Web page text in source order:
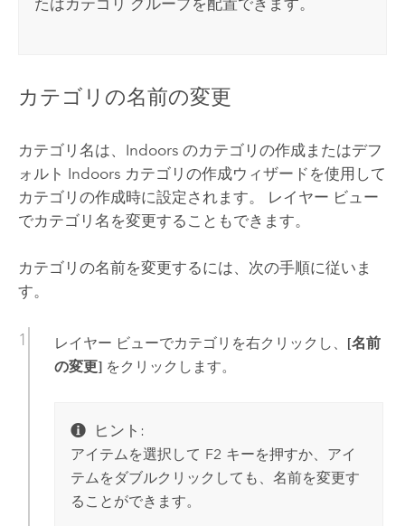
カテゴリの名前の変更
カテゴリ名は、Indoors のカテゴリの作成またはデフ
ォルト Indoors カテゴリの作成ウィザードを使用して
カテゴリの作成時に設定されます。 レイヤー ビュー
でカテゴリ名を変更することもできます。
カテゴリの名前を変更するには、次の手順に従いま
す。
レイヤー ビューでカテゴリを右クリックし、 [名前
の変更]をクリックします。
ヒント:
アイテムを選択して F2 キーを押すか、アイ
テムをダブルクリックしても、名前を変更す
ることができます。